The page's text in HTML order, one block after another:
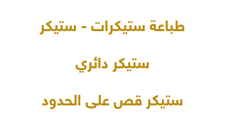
طباعة ستيكرات - ستيكر
ستيكر دائري
ستيكر قص على الحدود